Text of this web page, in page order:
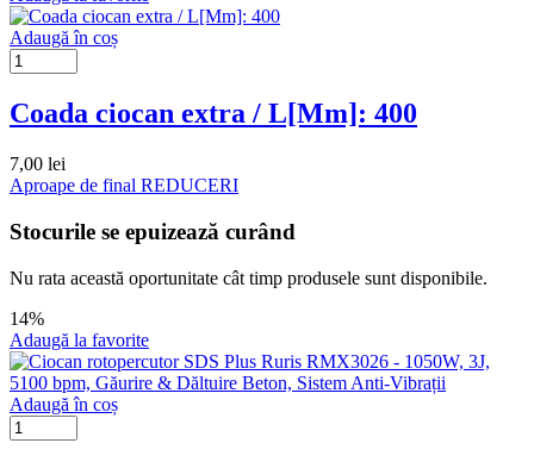
Adaugă în coș
Coada ciocan extra / L[Mm]: 400
7,00 lei
Aproape de final REDUCERI
Stocurile se epuizează curând
Nu rata această oportunitate cât timp produsele sunt disponibile.
14%
Adaugă la favorite
Adaugă în coș